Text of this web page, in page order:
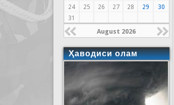
24
25 26 27 28 29
30
31
August 2026
Ҳаводиси олам